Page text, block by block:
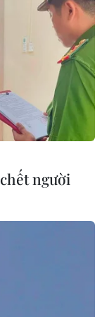
người